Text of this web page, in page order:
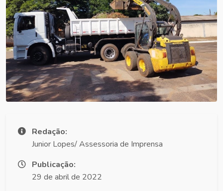
Redação:
Junior Lopes/ Assessoria de Imprensa
Publicação:
29 de abril de 2022